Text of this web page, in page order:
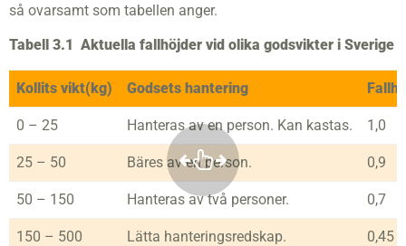
så ovarsamt som tabellen anger.
Tabell 3.1 Aktuella fallhöjder vid olika godsvikter i Sverige
Kollits vikt(kg) Godsets hantering
0 – 25 Hanteras av en person. Kan kastas. 1,0
25 – 50 Bäres av en person. 0,9
50 – 150 Hanteras av två personer. 0,7
150 – 500 Lätta hanteringsredskap. 0,45